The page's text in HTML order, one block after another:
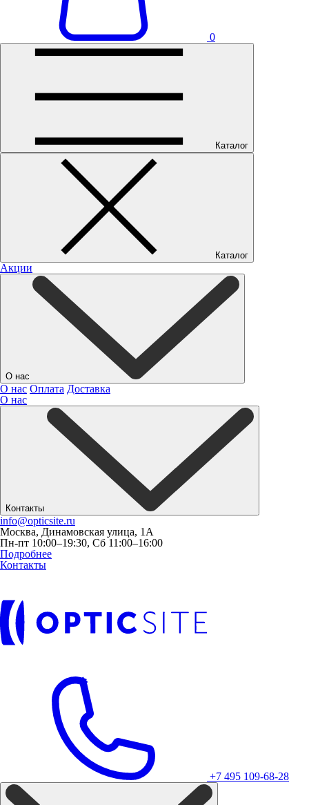
0
Каталог
Каталог
Акции
О нас
О нас Оплата Доставка
О нас
Контакты
info@opticsite.ru
Москва, Динамовская улица, 1А
Пн-пт 10:00–19:30, Сб 11:00–16:00
Подробнее
Контакты
+7 495 109-68-28